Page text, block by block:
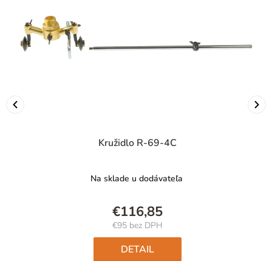
Kružidlo R-69-4C
Na sklade u dodávateľa
€116,85
€95 bez DPH
Jednotková
cena:
DETAIL